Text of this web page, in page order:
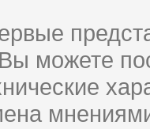
можете